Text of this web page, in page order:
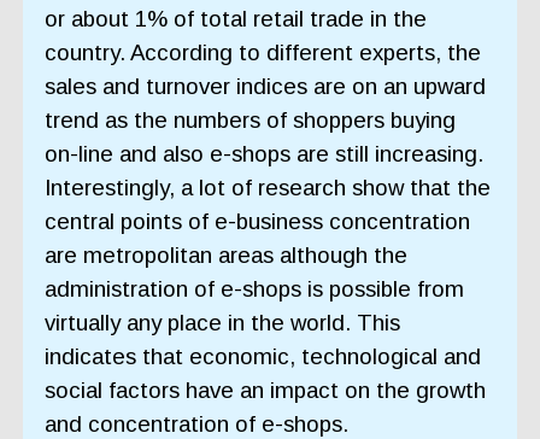
or about 1% of total retail trade in the
country. According to different experts, the
sales and turnover indices are on an upward
trend as the numbers of shoppers buying
on-line and also e-shops are still increasing.
Interestingly, a lot of research show that the
central points of e-business concentration
are metropolitan areas although the
administration of e-shops is possible from
virtually any place in the world. This
indicates that economic, technological and
social factors have an impact on the growth
and concentration of e-shops.